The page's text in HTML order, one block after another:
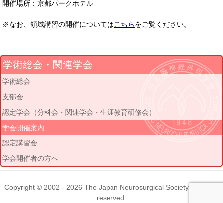
開催場所：京都パークホテル
※なお、領域講習の開催についてはこちらをご覧ください。
学術総会・関連学会
学術総会
支部会
認定学会（分科会・関連学会・生涯教育研修会）
学会開催案内
認定講習会
学会開催者の方へ
Copyright © 2002 - 2026 The Japan Neurosurgical Society. All rights
reserved.